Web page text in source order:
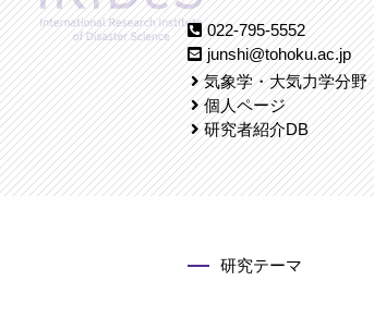
022-795-5552
junshi@tohoku.ac.jp
気象学・大気力学分野
個人ページ
研究者紹介DB
研究テーマ